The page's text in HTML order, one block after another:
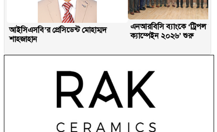
আইসিএসবি’র প্রেসিডেন্ট মোহাম্মদ
শাহজাহান
এনআরবিসি ব্যাংকে ‘ট্রিপল
ক্যাম্পেইন ২০২৬’ শুরু